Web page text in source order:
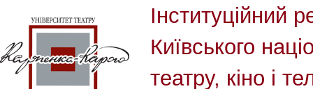
Інституційний
Київського
театру, кіно і